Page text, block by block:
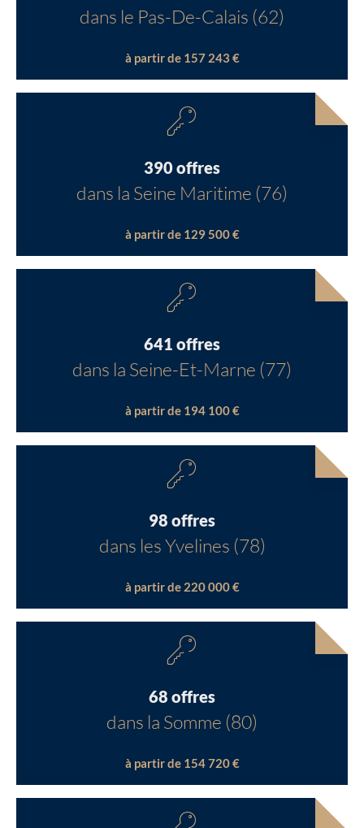
dans le Pas-De-Calais (62)
à partir de 157 243 €
390 offres
dans la Seine Maritime (76)
à partir de 129 500 €
641 offres
dans la Seine-Et-Marne (77)
à partir de 194 100 €
98 offres
dans les Yvelines (78)
à partir de 220 000 €
68 offres
dans la Somme (80)
à partir de 154 720 €